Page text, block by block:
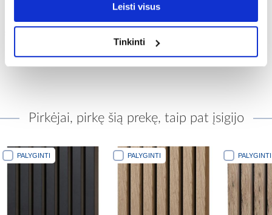
Leisti visus
Tinkinti
Atstumo bėgelis 3D
Pirkėjai, pirkę šią prekę, taip pat įsigijo
PALYGINTI PALYGINTI PALYGINTI